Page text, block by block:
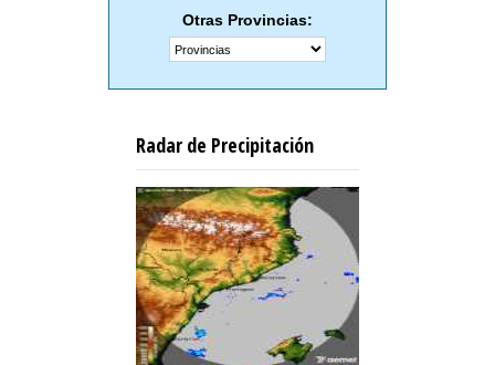
Otras Provincias:
Radar de Precipitación